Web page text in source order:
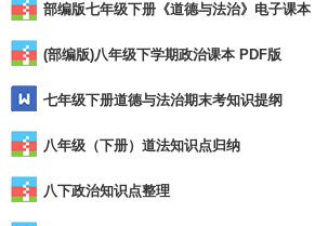
部编版七年级下册《道德与法治》电子课本
(部编版)八年级下学期政治课本 PDF版
七年级下册道德与法治期末考知识提纲
八年级（下册）道法知识点归纳
八下政治知识点整理